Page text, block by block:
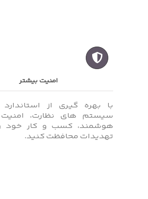
امنیت بیشتر
با بهره گیری از
سیستم های نظارت،
هوشمند، کسب‌ و کار خود را
تهدیدات محافظت کنید.